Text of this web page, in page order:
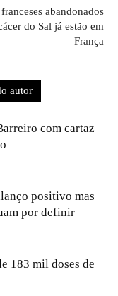
abandonados
do Sal já estão em
França
autor
com cartaz
positivo mas
por definir
183 mil doses de